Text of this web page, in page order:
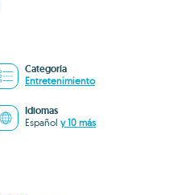
Categoría
Entretenimiento
Idiomas
Español y 10 más